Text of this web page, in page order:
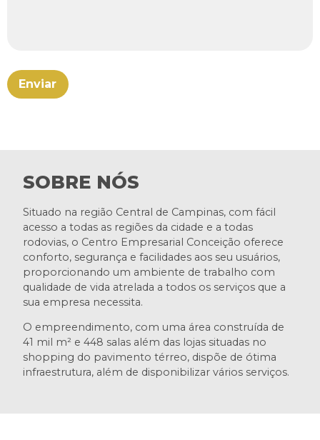
SOBRE NÓS
Situado na região Central de Campinas, com fácil
acesso a todas as regiões da cidade e a todas
rodovias, o Centro Empresarial Conceição oferece
conforto, segurança e facilidades aos seu usuários,
proporcionando um ambiente de trabalho com
qualidade de vida atrelada a todos os serviços que a
sua empresa necessita.
O empreendimento, com uma área construída de
41 mil m² e 448 salas além das lojas situadas no
shopping do pavimento térreo, dispõe de ótima
infraestrutura, além de disponibilizar vários serviços.